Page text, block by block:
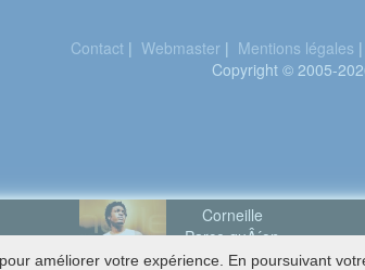
Corneille
Parce quÂ´on
vient de loin
Contact| Webmaster| Mentions légales |
Copyright © 2005-
améliorer votre expérience. En poursuivant